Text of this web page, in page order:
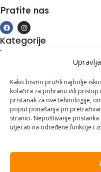
Kako bismo pružili najbolje
kolačića za pohranu i/ili
pristanak za ove tehnologije,
poput ponašanja pri
stranici. Nepoštivanje
utjecati na određene funkcije i
Pratite nas
Kategorije
Kupovina i podrška
Kontakt informacije
Branilaca Bosne, 75 300
+387 35 555 999
info@pconer.ba